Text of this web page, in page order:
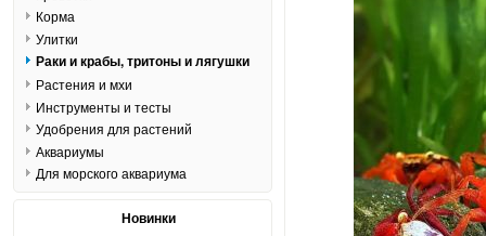
Корма
Улитки
Раки и крабы, тритоны и лягушки
Растения и мхи
Инструменты и тесты
Удобрения для растений
Аквариумы
Для морского аквариума
Новинки